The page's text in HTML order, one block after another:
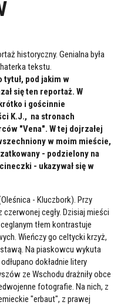
historyczny. Genialna była
tekstu.
pod jakim w
się ten reportaż. W
i gościnnie
K.J., na stronach
"Vena". W tej dojrzałej
w moim mieście,
- podzielony na
- ukazywał się w
- Kluczbork). Przy
cegły. Dzisiaj mieści
tłem kontrastuje
Wieńczy go celtycki krzyż,
Na piaskowcu wykuta
dokładnie litery
ze Wschodu drażniły obce
fotografie. Na nich, z
"erbaut", z prawej